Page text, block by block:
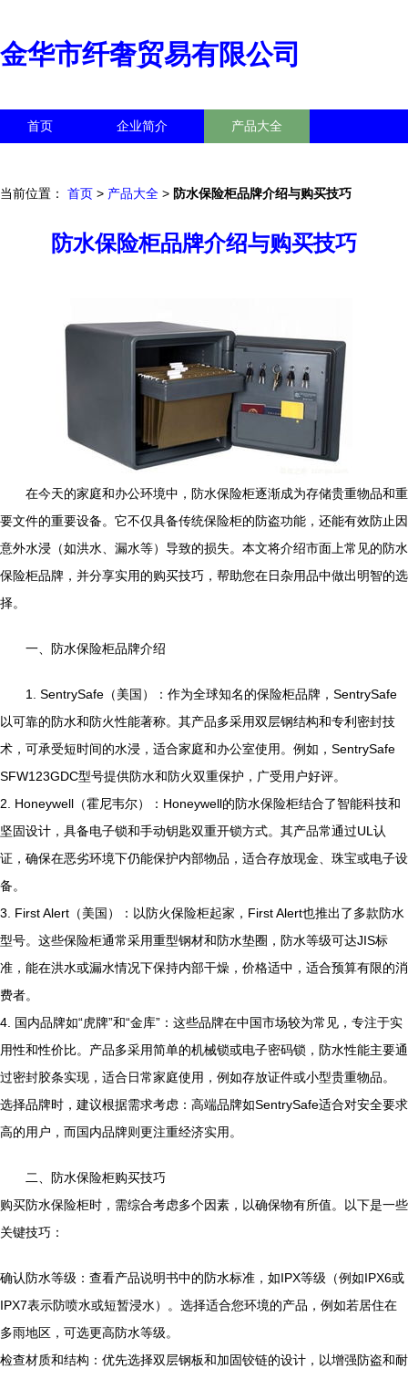
金华市纤奢贸易有限公司
首页 企业简介 产品大全
当前位置： 首页 > 产品大全 > 防水保险柜品牌介绍与购买技巧
防水保险柜品牌介绍与购买技巧
在今天的家庭和办公环境中，防水保险柜逐渐成为存储贵重物品和重
要文件的重要设备。它不仅具备传统保险柜的防盗功能，还能有效防止因
意外水浸（如洪水、漏水等）导致的损失。本文将介绍市面上常见的防水
保险柜品牌，并分享实用的购买技巧，帮助您在日杂用品中做出明智的选
择。
一、防水保险柜品牌介绍
1. SentrySafe（美国）：作为全球知名的保险柜品牌，SentrySafe
以可靠的防水和防火性能著称。其产品多采用双层钢结构和专利密封技
术，可承受短时间的水浸，适合家庭和办公室使用。例如，SentrySafe
SFW123GDC型号提供防水和防火双重保护，广受用户好评。
2. Honeywell（霍尼韦尔）：Honeywell的防水保险柜结合了智能科技和
坚固设计，具备电子锁和手动钥匙双重开锁方式。其产品常通过UL认
证，确保在恶劣环境下仍能保护内部物品，适合存放现金、珠宝或电子设
备。
3. First Alert（美国）：以防火保险柜起家，First Alert也推出了多款防水
型号。这些保险柜通常采用重型钢材和防水垫圈，防水等级可达JIS标
准，能在洪水或漏水情况下保持内部干燥，价格适中，适合预算有限的消
费者。
4. 国内品牌如“虎牌”和“金库”：这些品牌在中国市场较为常见，专注于实
用性和性价比。产品多采用简单的机械锁或电子密码锁，防水性能主要通
过密封胶条实现，适合日常家庭使用，例如存放证件或小型贵重物品。
选择品牌时，建议根据需求考虑：高端品牌如SentrySafe适合对安全要求
高的用户，而国内品牌则更注重经济实用。
二、防水保险柜购买技巧
购买防水保险柜时，需综合考虑多个因素，以确保物有所值。以下是一些
关键技巧：
确认防水等级：查看产品说明书中的防水标准，如IPX等级（例如IPX6或
IPX7表示防喷水或短暂浸水）。选择适合您环境的产品，例如若居住在
多雨地区，可选更高防水等级。
检查材质和结构：优先选择双层钢板和加固铰链的设计，以增强防盗和耐